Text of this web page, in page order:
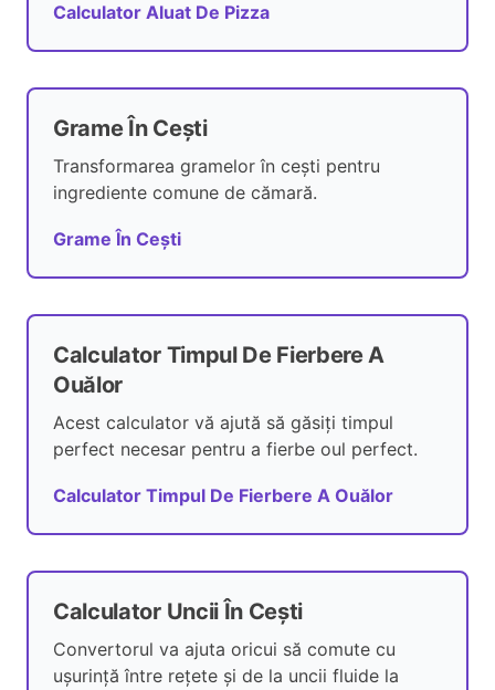
Calculator Aluat De Pizza
Grame În Cești
Transformarea gramelor în cești pentru
ingrediente comune de cămară.
Grame În Cești
Calculator Timpul De Fierbere A
Ouălor
Acest calculator vă ajută să găsiți timpul
perfect necesar pentru a fierbe oul perfect.
Calculator Timpul De Fierbere A Ouălor
Calculator Uncii În Cești
Convertorul va ajuta oricui să comute cu
ușurință între rețete și de la uncii fluide la